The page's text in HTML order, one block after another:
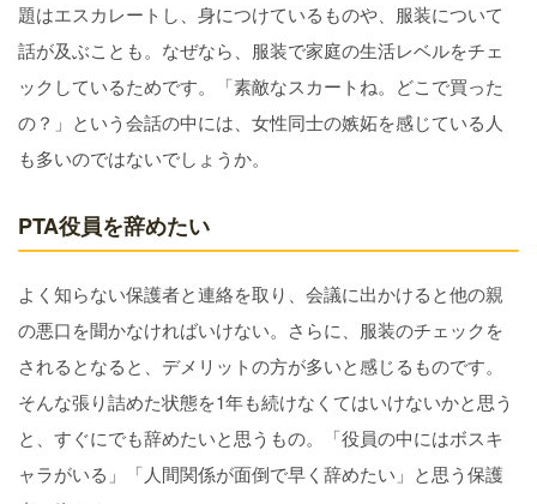
題はエスカレートし、身につけているものや、服装について
話が及ぶことも。なぜなら、服装で家庭の生活レベルをチェ
ックしているためです。「素敵なスカートね。どこで買った
の？」という会話の中には、女性同士の嫉妬を感じている人
も多いのではないでしょうか。
PTA役員を辞めたい
よく知らない保護者と連絡を取り、会議に出かけると他の親
の悪口を聞かなければいけない。さらに、服装のチェックを
されるとなると、デメリットの方が多いと感じるものです。
そんな張り詰めた状態を1年も続けなくてはいけないかと思う
と、すぐにでも辞めたいと思うもの。「役員の中にはボスキ
ャラがいる」「人間関係が面倒で早く辞めたい」と思う保護